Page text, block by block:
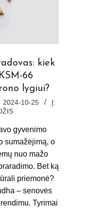
kiek
66
lygiui?
2024-10-25
Į:
gyvenimo
sumažėjimą, o
nuo mažo
Bet ką
priemonė?
– senovės
Tyrimai